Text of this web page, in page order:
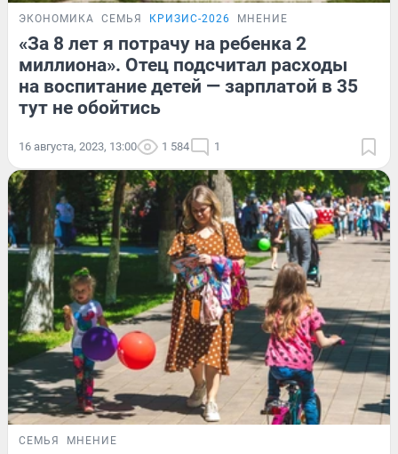
ЭКОНОМИКА СЕМЬЯ КРИЗИС-2026 МНЕНИЕ
«За 8 лет я потрачу на ребенка 2
миллиона». Отец подсчитал расходы
на воспитание детей — зарплатой в 35
тут не обойтись
16 августа, 2023, 13:00 1 584 1
СЕМЬЯ МНЕНИЕ